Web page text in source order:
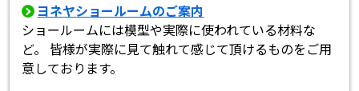
ヨネヤショールームのご案内
ショールームには模型や実際に使われている材料な
ど。 皆様が実際に見て触れて感じて頂けるものをご用
意しております。